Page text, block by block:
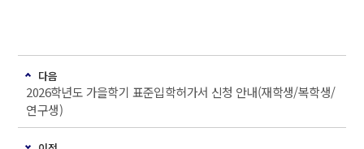
다음
2026학년도 가을학기 표준입학허가서 신청 안내(재학생/복학생/
연구생)